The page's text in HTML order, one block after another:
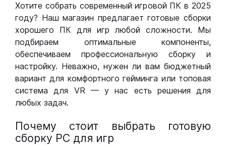
Хотите собрать современный игровой ПК в 2025
году? Наш магазин предлагает готовые сборки
хорошего ПК для игр любой сложности. Мы
подбираем оптимальные компоненты,
обеспечиваем профессиональную сборку и
настройку. Неважно, нужен ли вам бюджетный
вариант для комфортного гейминга или топовая
система для VR — у нас есть решения для
любых задач.
Почему стоит выбрать готовую
сборку РС для игр